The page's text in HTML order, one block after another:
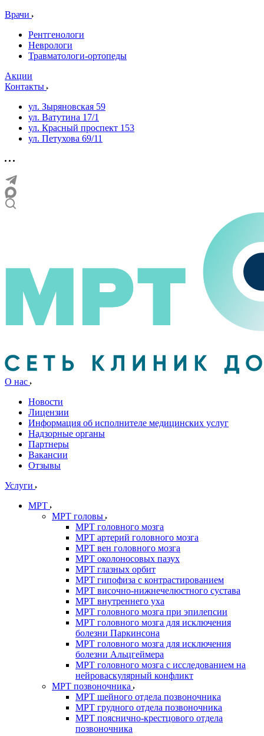
Врачи
Рентгенологи
Неврологи
Травматологи-ортопеды
Акции
Контакты
ул. Зыряновская 59
ул. Ватутина 17/1
ул. Красный проспект 153
ул. Петухова 69/11
О нас
Новости
Лицензии
Информация об исполнителе медицинских услуг
Надзорные органы
Партнеры
Вакансии
Отзывы
Услуги
МРТ
МРТ головы
МРТ головного мозга
МРТ артерий головного мозга
МРТ вен головного мозга
МРТ околоносовых пазух
МРТ глазных орбит
МРТ гипофиза с контрастированием
МРТ височно-нижнечелюстного сустава
МРТ внутреннего уха
МРТ головного мозга при эпилепсии
МРТ головного мозга для исключения
болезни Паркинсона
МРТ головного мозга для исключения
болезни Альцгеймера
МРТ головного мозга с исследованием на
нейроваскулярный конфликт
МРТ позвоночника
МРТ шейного отдела позвоночника
МРТ грудного отдела позвоночника
МРТ пояснично-крестцового отдела
позвоночника